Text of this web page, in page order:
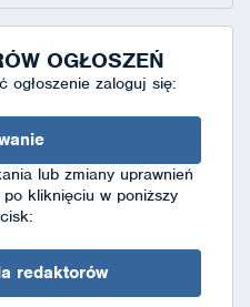
OGŁOSZEŃ
ogłoszenie zaloguj się:
lub zmiany uprawnień
kliknięciu w poniższy
redaktorów